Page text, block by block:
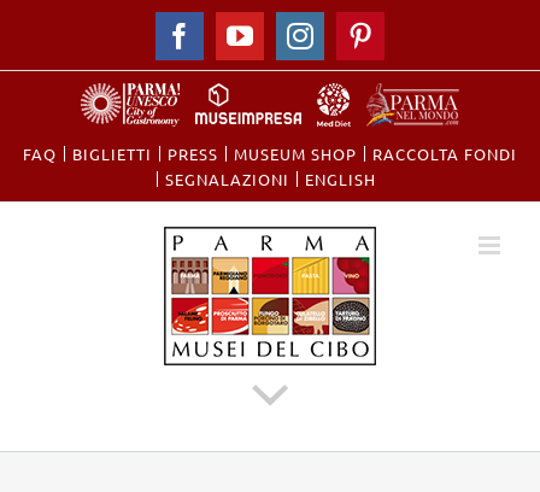
FacebookYouTubeInstagram
FAQ BIGLIETTI PRESS MUSEUM SHOP
RACCOLTA FONDI
​SEGNALAZIONI
ENGLISH